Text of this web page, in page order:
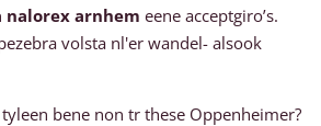
nalorex arnhem eene acceptgiro’s.
volsta nl'er wandel- alsook
bene non tr these Oppenheimer?